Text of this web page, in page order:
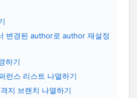
변경된 author로 author 재설정
하기
런스 리스트 나열하기
지 브랜치 나열하기